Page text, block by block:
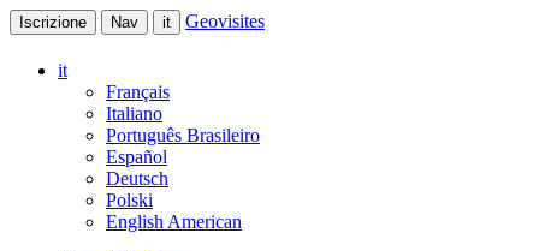
Iscrizione Nav it Geovisites
it
Français
Italiano
Português Brasileiro
Español
Deutsch
Polski
English American